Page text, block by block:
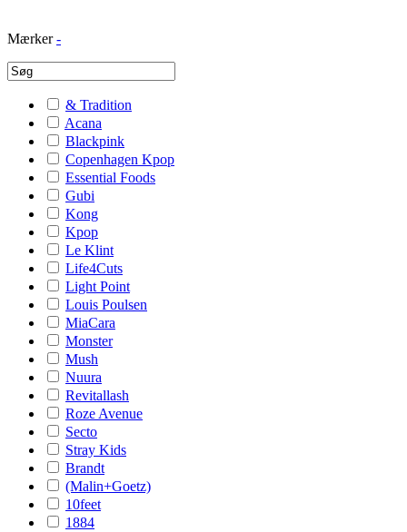
Mærker -
& Tradition
Acana
Blackpink
Copenhagen Kpop
Essential Foods
Gubi
Kong
Kpop
Le Klint
Life4Cuts
Light Point
Louis Poulsen
MiaCara
Monster
Mush
Nuura
Revitallash
Roze Avenue
Secto
Stray Kids
Brandt
(Malin+Goetz)
10feet
1884